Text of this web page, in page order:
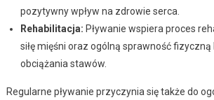
pozytywny wpływ na zdrowie serca.
Rehabilitacja: Pływanie wspiera proces
siłę mięśni oraz ogólną sprawność
obciążania stawów.
Regularne pływanie przyczynia się także do